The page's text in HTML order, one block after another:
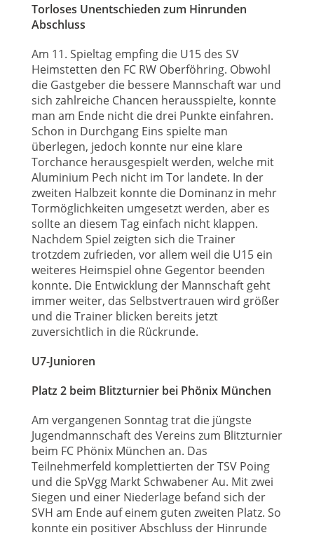
Torloses Unentschieden zum Hinrunden
Abschluss
Am 11. Spieltag empfing die U15 des SV
Heimstetten den FC RW Oberföhring. Obwohl
die Gastgeber die bessere Mannschaft war und
sich zahlreiche Chancen herausspielte, konnte
man am Ende nicht die drei Punkte einfahren.
Schon in Durchgang Eins spielte man
überlegen, jedoch konnte nur eine klare
Torchance herausgespielt werden, welche mit
Aluminium Pech nicht im Tor landete. In der
zweiten Halbzeit konnte die Dominanz in mehr
Tormöglichkeiten umgesetzt werden, aber es
sollte an diesem Tag einfach nicht klappen.
Nachdem Spiel zeigten sich die Trainer
trotzdem zufrieden, vor allem weil die U15 ein
weiteres Heimspiel ohne Gegentor beenden
konnte. Die Entwicklung der Mannschaft geht
immer weiter, das Selbstvertrauen wird größer
und die Trainer blicken bereits jetzt
zuversichtlich in die Rückrunde.
U7-Junioren
Platz 2 beim Blitzturnier bei Phönix München
Am vergangenen Sonntag trat die jüngste
Jugendmannschaft des Vereins zum Blitzturnier
beim FC Phönix München an. Das
Teilnehmerfeld komplettierten der TSV Poing
und die SpVgg Markt Schwabener Au. Mit zwei
Siegen und einer Niederlage befand sich der
SVH am Ende auf einem guten zweiten Platz. So
konnte ein positiver Abschluss der Hinrunde